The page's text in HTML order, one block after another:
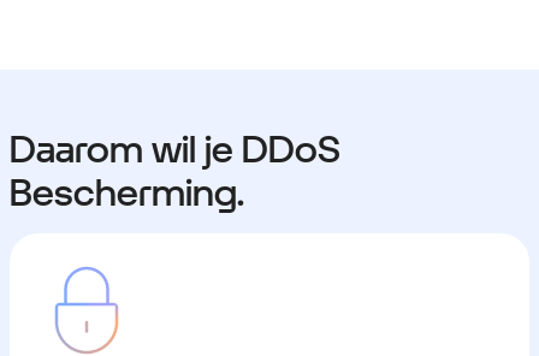
Daarom wil je DDoS
Bescherming.